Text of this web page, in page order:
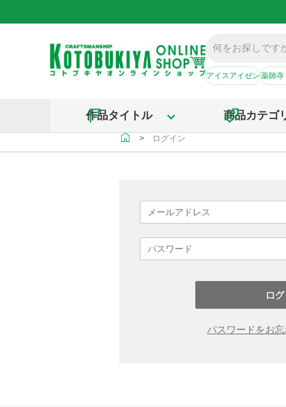
アイスアイゼン薬師寺
作品タイトル 商品カテゴ
＞ ログイン
パスワードをお